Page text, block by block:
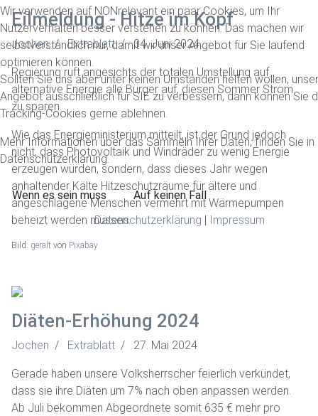
Eilmeldung - Hitze im Kopf
Jochen Extrablatt 04. Juni 2024
Regierung ruft angesichts der totalen Umstellung auf
alternative Energie alle Bürger auf, diesen Sommer Strom
zu sparen.
Wie das Energieministerium mitteilt, ist der Grund jedoch
nicht, dass Photovoltaik und Windräder zu wenig Energie
erzeugen würden, sondern, dass dieses Jahr wegen
anhaltender Kälte Hitzeschutzräume für ältere und
angeschlagene Menschen vermehrt mit Wärmepumpen
beheizt werden müssen.
Bild: geralt von Pixabay
Diäten-Erhöhung 2024
Jochen Extrablatt 27. Mai 2024
Gerade haben unsere Volksherrscher feierlich verkündet,
dass sie ihre Diäten um 7% nach oben anpassen werden.
Ab Juli bekommen Abgeordnete somit 635 € mehr pro
Wir verwenden auf NONrelevant ein paar Cookies, um Ihr
Nutzerverhalten besser verstehen zu können. Das machen wir
selbstverständlich nur, damit wir unser Angebot für Sie laufend
optimieren können.
Sollten Sie uns aber unter keinen Umständen helfen wollen, unser
Angebot ausschließlich für SIE zu verbessern, dann können Sie
Tracking-Cookies gerne ablehnen.
Mehr Informationen über das Sammeln Ihrer Daten, finden Sie in
Datenschutzerklärung.
Wenn es sein muss
Auf keinen Fall
Datenschutzerklärung | Impressum